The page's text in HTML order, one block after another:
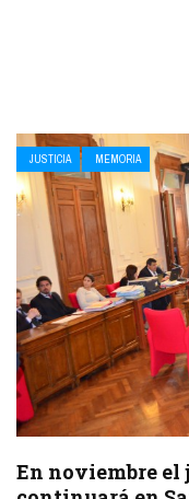
JUSTICIA MEMORIA
En noviembre